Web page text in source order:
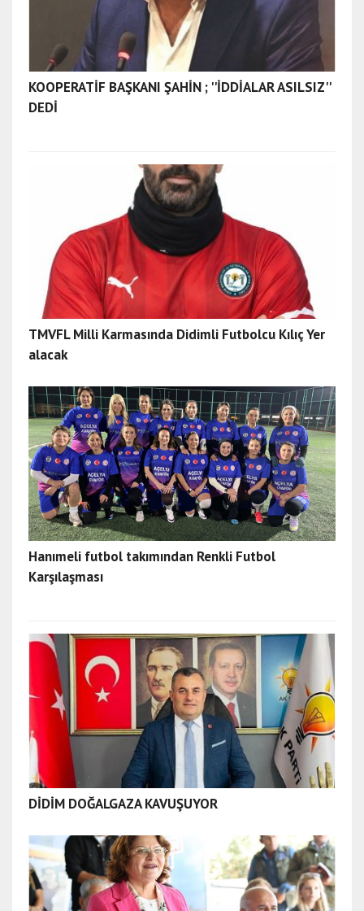
KOOPERATİF BAŞKANI ŞAHİN ; ''İDDİALAR ASILSIZ''
DEDİ
TMVFL Milli Karmasında Didimli Futbolcu Kılıç Yer
alacak
Hanımeli futbol takımından Renkli Futbol
Karşılaşması
DİDİM DOĞALGAZA KAVUŞUYOR